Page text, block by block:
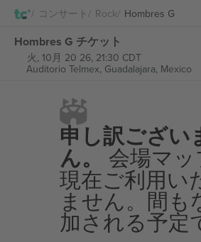
コンサート Rock Hombres G
Hombres G チケット
火, 10月 20 26, 21:30 CDT
Auditorio Telmex, Guadalajara, Mexico
申し訳ござい
ん。 会場マッ
現在ご利用い
ません。間も
加される予定